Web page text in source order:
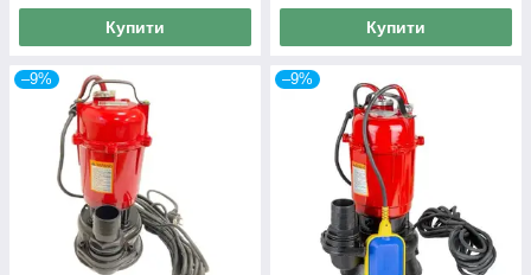
Купити Купити
–9% –9%